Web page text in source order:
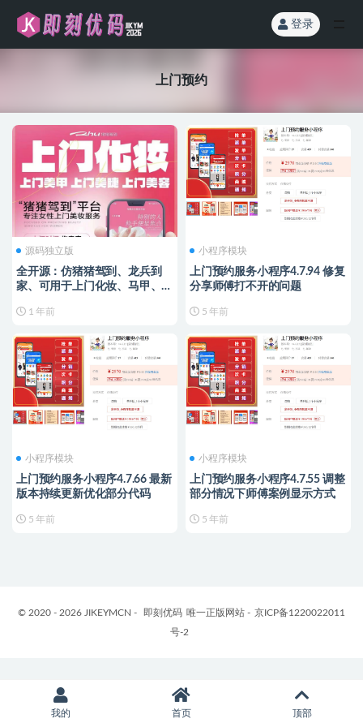
登录
上门预约
源码独立版
全开源：仿猪猪驾到、龙兵到
家、可用于上门化妆、马甲、美
1 年前
小程序模块
上门预约服务小程序4.7.94 修复
分享师傅打不开的问题
5 年前
小程序模块
上门预约服务小程序4.7.66 最新
版本持续更新优化部分代码
5 年前
小程序模块
上门预约服务小程序4.7.55 调整
部分情况下师傅案例显示方式
5 年前
© 2020 - 2026 JIKEYMCN - 即刻优码 唯一正版网站 - 京ICP备1220022011
号-2
我的 首页 顶部